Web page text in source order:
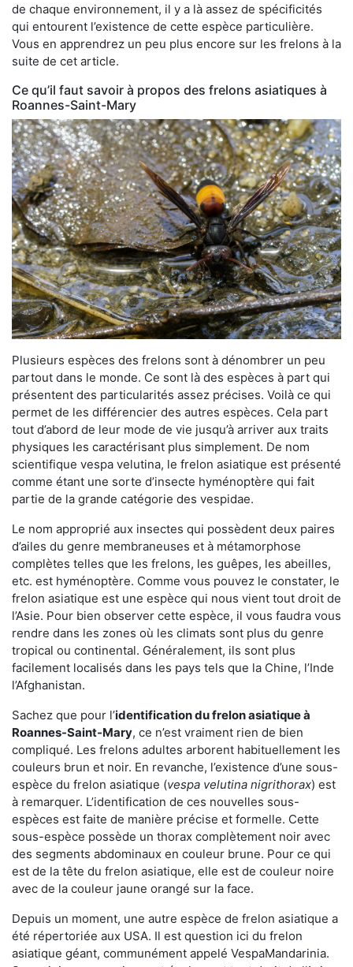
de chaque environnement, il y a là assez de spécificités
qui entourent l’existence de cette espèce particulière.
Vous en apprendrez un peu plus encore sur les frelons à la
suite de cet article.
Ce qu’il faut savoir à propos des frelons asiatiques à
Roannes-Saint-Mary
Plusieurs espèces des frelons sont à dénombrer un peu
partout dans le monde. Ce sont là des espèces à part qui
présentent des particularités assez précises. Voilà ce qui
permet de les différencier des autres espèces. Cela part
tout d’abord de leur mode de vie jusqu’à arriver aux traits
physiques les caractérisant plus simplement. De nom
scientifique vespa velutina, le frelon asiatique est présenté
comme étant une sorte d’insecte hyménoptère qui fait
partie de la grande catégorie des vespidae.
Le nom approprié aux insectes qui possèdent deux paires
d’ailes du genre membraneuses et à métamorphose
complètes telles que les frelons, les guêpes, les abeilles,
etc. est hyménoptère. Comme vous pouvez le constater, le
frelon asiatique est une espèce qui nous vient tout droit de
l’Asie. Pour bien observer cette espèce, il vous faudra vous
rendre dans les zones où les climats sont plus du genre
tropical ou continental. Généralement, ils sont plus
facilement localisés dans les pays tels que la Chine, l’Inde
l’Afghanistan.
Sachez que pour l’identification du frelon asiatiqueà
Roannes-Saint-Mary, ce n’est vraiment rien de bien
compliqué. Les frelons adultes arborent habituellement les
couleurs brun et noir. En revanche, l’existence d’une sous-
espèce du frelon asiatique (vespa velutina nigrithorax) est
à remarquer. L’identification de ces nouvelles sous-
espèces est faite de manière précise et formelle. Cette
sous-espèce possède un thorax complètement noir avec
des segments abdominaux en couleur brune. Pour ce qui
est de la tête du frelon asiatique, elle est de couleur noire
avec de la couleur jaune orangé sur la face.
Depuis un moment, une autre espèce de frelon asiatique a
été répertoriée aux USA. Il est question ici du frelon
asiatique géant, communément appelé VespaMandarinia.